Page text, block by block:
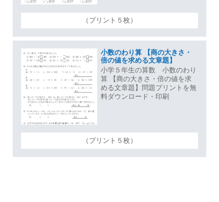
（プリント５枚）
小数のわり算 【商の大きさ・
倍の値を求める文章題】
小学５年生の算数 小数のわり
算 【商の大きさ・倍の値を求
める文章題】問題プリントを無
料ダウンロード・印刷
（プリント５枚）